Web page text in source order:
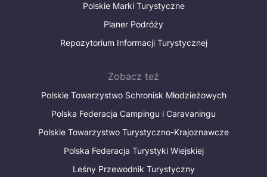
Polskie Marki Turystyczne
Planer Podróży
Repozytorium Informacji Turystycznej
Zobacz też
Polskie Towarzystwo Schronisk Młodzieżowych
Polska Federacja Campingu i Caravaningu
Polskie Towarzystwo Turystyczno-Krajoznawcze
Polska Federacja Turystyki Wiejskiej
Leśny Przewodnik Turystyczny